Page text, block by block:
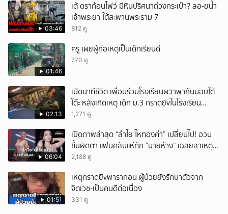
03:46
เต้ ดราก้อนไฟว์ มีหินปริศนาถ่วงกระเป๋า? ลอ-ยน้ำ
เจ้าพระยา ใต้สะพานพระราม 7
812 ดู
01:46
ครู เผยผู้ก่อเหตุเป็นเด็กเรียนดี
770 ดู
02:13
เปิดนาทีชีวิต เพื่อนร่วมโรงเรียนผวาพากันมอบใต้
โต๊ะ หลังเกิดเหตุ เด็ก ม.3 กราดยิvในโรงเรียน
เทพศิรินทร์นนท์ แบบไม่เลือกหน้า เสียงปืนดังสนั่น
1,271 ดู
06:04
เปิดภาพล่าสุด “ลำไย ไหทองคำ” เปลี่ยนไป! อวบ
ขึ้นผิดตา แฟนคลับแห่ทัก “นายห้าง” เฉลยสาเหตุ
ชัด!
2,188 ดู
01:51
เหตุกราดยิvพารากอน ผู้ป่วยยังรักษาตัวจาก
จิตเวช-เป็นคนดีต่อเนื่อง
331 ดู